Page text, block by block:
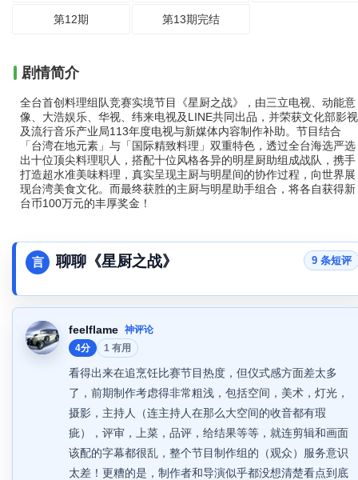
第12期 第13期完结
剧情简介
全台首创料理组队竞赛实境节目《星厨之战》，由三立电视、动能意
像、大浩娱乐、华视、纬来电视及LINE共同出品，并荣获文化部影视
及流行音乐产业局113年度电视与新媒体内容制作补助。节目结合
「台湾在地元素」与「国际精致料理」双重特色，透过全台海选严选
出十位顶尖料理职人，搭配十位风格各异的明星厨助组成战队，携手
打造超水准美味料理，真实呈现主厨与明星间的协作过程，向世界展
现台湾美食文化。而最终获胜的主厨与明星助手组合，将各自获得新
台币100万元的丰厚奖金！
言 聊聊《星厨之战》 9 条短评
feelflame 神评论
4分
1 有用
看得出来在追烹饪比赛节目热度，但仪式感方面差太多
了，前期制作考虑得非常粗浅，包括空间，美术，灯光，
摄影，主持人（连主持人在那么大空间的收音都有瑕
疵），评审，上菜，品评，给结果等等，就连剪辑和画面
该配的字幕都很乱，整个节目制作组的（观众）服务意识
太差！更糟的是，制作者和导演似乎都没想清楚看点到底